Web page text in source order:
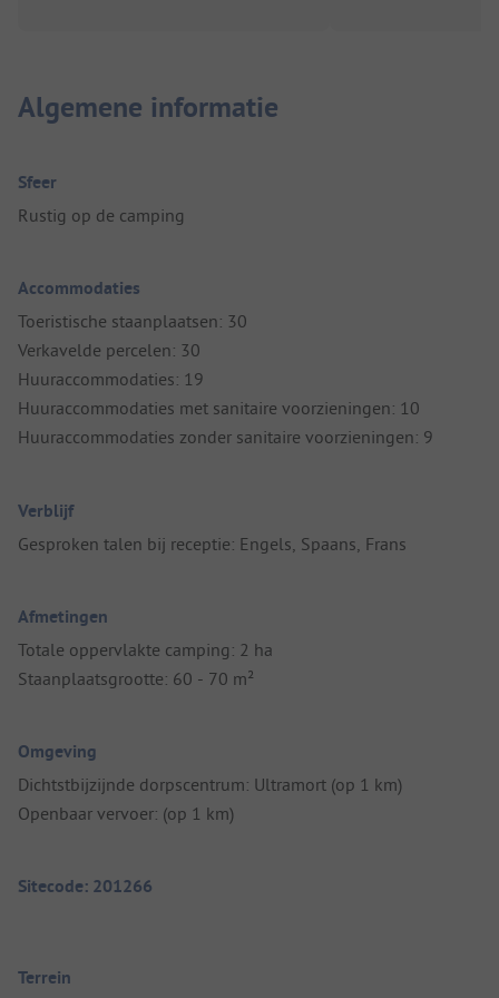
Algemene informatie
Sfeer
Rustig op de camping
Accommodaties
Toeristische staanplaatsen: 30
Verkavelde percelen: 30
Huuraccommodaties: 19
Huuraccommodaties met sanitaire voorzieningen: 10
Huuraccommodaties zonder sanitaire voorzieningen: 9
Verblijf
Gesproken talen bij receptie: Engels, Spaans, Frans
Afmetingen
Totale oppervlakte camping: 2 ha
Staanplaatsgrootte: 60 - 70 m²
Omgeving
Dichtstbijzijnde dorpscentrum: Ultramort (op 1 km)
Openbaar vervoer: (op 1 km)
Sitecode: 201266
Terrein